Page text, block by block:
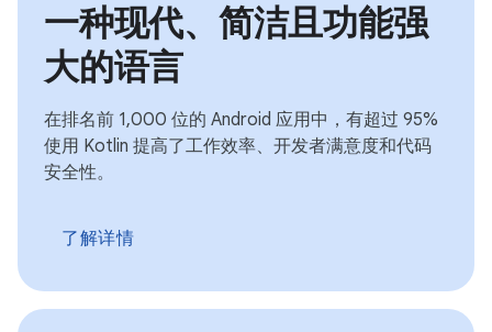
一种现代、简洁且功能强
大的语言
在排名前 1,000 位的 Android 应用中，有超过 95%
使用 Kotlin 提高了工作效率、开发者满意度和代码
安全性。
了解详情